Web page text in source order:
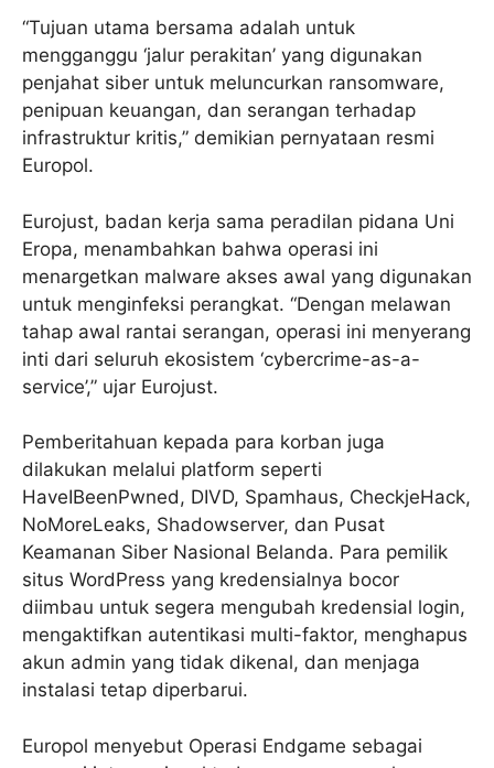
“Tujuan utama bersama adalah untuk
mengganggu ‘jalur perakitan’ yang digunakan
penjahat siber untuk meluncurkan ransomware,
penipuan keuangan, dan serangan terhadap
infrastruktur kritis,” demikian pernyataan resmi
Europol.
Eurojust, badan kerja sama peradilan pidana Uni
Eropa, menambahkan bahwa operasi ini
menargetkan malware akses awal yang digunakan
untuk menginfeksi perangkat. “Dengan melawan
tahap awal rantai serangan, operasi ini menyerang
inti dari seluruh ekosistem ‘cybercrime-as-a-
service’,” ujar Eurojust.
Pemberitahuan kepada para korban juga
dilakukan melalui platform seperti
HaveIBeenPwned, DIVD, Spamhaus, CheckjeHack,
NoMoreLeaks, Shadowserver, dan Pusat
Keamanan Siber Nasional Belanda. Para pemilik
situs WordPress yang kredensialnya bocor
diimbau untuk segera mengubah kredensial login,
mengaktifkan autentikasi multi-faktor, menghapus
akun admin yang tidak dikenal, dan menjaga
instalasi tetap diperbarui.
Europol menyebut Operasi Endgame sebagai